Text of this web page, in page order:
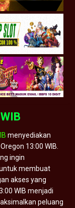
menyediakan
13:00 WIB.
ingin
membuat
akses yang
WIB menjadi
peluang